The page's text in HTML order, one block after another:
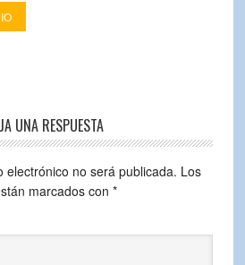
UNA RESPUESTA
electrónico no será publicada. Los
marcados con *